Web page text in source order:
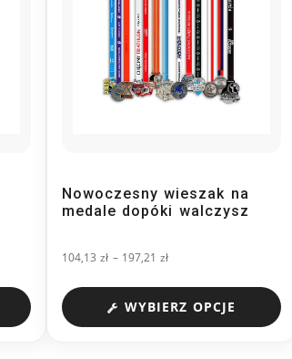
Nowoczesny wieszak na
medale dopóki walczysz
104,13zł – 197,21zł
WYBIERZ OPCJE